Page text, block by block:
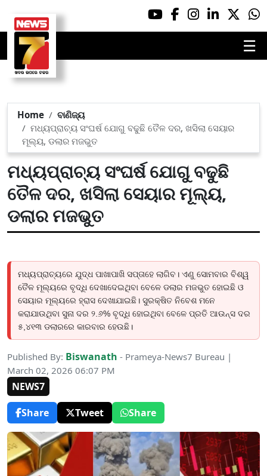
☰
Home
ବାଣିଜ୍ୟ
ମଧ୍ୟପ୍ରାଚ୍ୟ ସଂଘର୍ଷ ଯୋଗୁ ବଢୁଛି ତୈଳ ଦର, ଖସିଲା ସେୟାର
ମୂଲ୍ୟ, ଡଲାର ମଜଭୁତ
ମଧ୍ୟପ୍ରାଚ୍ୟ ସଂଘର୍ଷ ଯୋଗୁ ବଢୁଛି
ତୈଳ ଦର, ଖସିଲା ସେୟାର ମୂଲ୍ୟ,
ଡଲାର ମଜଭୁତ
ମଧ୍ୟପ୍ରାଚ୍ୟରେ ଯୁଦ୍ଧ ପାଖାପାଖି ସପ୍ତାହେ ଲାଗିବ। ଏଣୁ ସୋମବାର ବିଶ୍ୱ
ତୈଳ ମୂଲ୍ୟରେ ବୃଦ୍ଧି ଦେଖାଦେଇଥିବା ବେଳେ ଡଲାର ମଜଭୁତ ହୋଇଛି ଓ
ସେୟାର ମୂଲ୍ୟରେ ହ୍ରାସ ଦେଖାଯାଇଛି। ସୁରକ୍ଷିତ ନିବେଶ ମନେ
କରାଯାଉଥିବା ସୁନା ଦର ୨.୬% ବୃଦ୍ଧି ହୋଇଥିବା ବେଳେ ପ୍ରତି ଆଉନ୍ସ ଦର
୫,୪୧୩ ଡଲାରରେ କାରବାର ହେଉଛି।
Published By: Biswanath - Prameya-News7 Bureau |
March 02, 2026 06:07 PM
NEWS7
Share
Tweet Share